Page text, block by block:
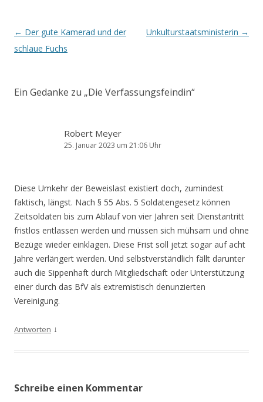
Beitrags-
Navigation
← Der gute Kamerad und der
schlaue Fuchs
Unkulturstaatsministerin →
Ein Gedanke zu „Die Verfassungsfeindin“
Robert Meyer
25. Januar 2023 um 21:06 Uhr
Diese Umkehr der Beweislast existiert doch, zumindest
faktisch, längst. Nach § 55 Abs. 5 Soldatengesetz können
Zeitsoldaten bis zum Ablauf von vier Jahren seit Dienstantritt
fristlos entlassen werden und müssen sich mühsam und ohne
Bezüge wieder einklagen. Diese Frist soll jetzt sogar auf acht
Jahre verlängert werden. Und selbstverständlich fällt darunter
auch die Sippenhaft durch Mitgliedschaft oder Unterstützung
einer durch das BfV als extremistisch denunzierten
Vereinigung.
Antworten ↓
Schreibe einen Kommentar